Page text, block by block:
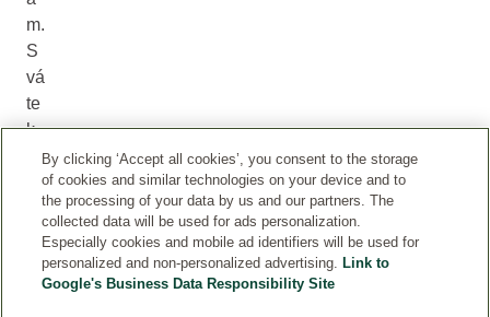
m.
S
vá
te
k
Jā
ne
By clicking ‘Accept all cookies’, you consent to the storage
of cookies and similar technologies on your device and to
the processing of your data by us and our partners. The
collected data will be used for ads personalization.
Especially cookies and mobile ad identifiers will be used for
personalized and non-personalized advertising. Link to
Google's Business Data Responsibility Site